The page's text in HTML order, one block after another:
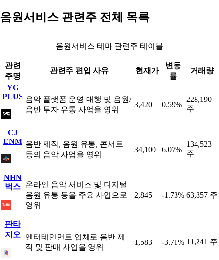
음원서비스 관련주 전체 목록
음원서비스 테마 관련주 테이블
관련
주명
관련주 편입 사유 현재가
변동
률
거래량
YG
PLUS 음악 플랫폼 운영 대행 및 음원/
음반 투자 유통 사업을 영위
3,420 0.59%
228,190
주
CJ
ENM 음반 제작, 음원 유통, 콘서트
등의 음악 사업을 영위
34,100 6.07%
134,523
주
NHN
벅스
온라인 음악 서비스 및 디지털
음원 유통 등을 주요 사업으로
영위
2,845 -1.73% 63,857 주
판타
지오
엔터테인먼트 업체로 음반 제
작 및 판매 사업을 영위
1,583 -3.71% 11,241 주